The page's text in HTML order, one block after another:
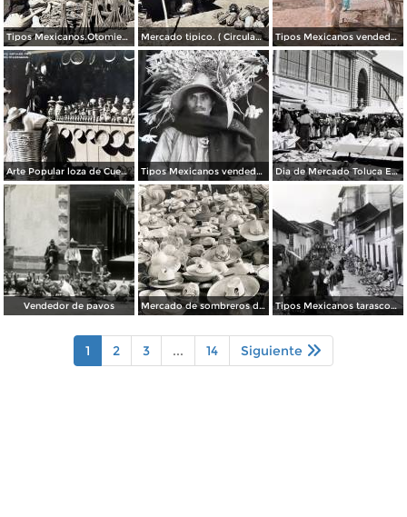
Tipos Mexicanos.Otomies vendedores de cohetes. Mercado tipico. ( Circulada el 23 de Julio de 1937 ). Tipos Mexicanos vendedor de pollos.
Arte Popular loza de Cuenavaca. Tipos Mexicanos vendedor de flores. Dia de Mercado Toluca Estado de México.
Vendedor de pavos Mercado de sombreros de palma Tipos Mexicanos tarascos en dia de mercado..
1 2 3 ... 14 Siguiente